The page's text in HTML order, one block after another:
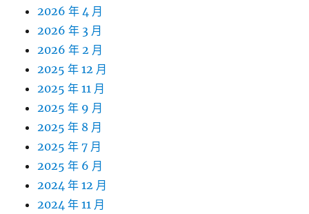
2026 年 4 月
2026 年 3 月
2026 年 2 月
2025 年 12 月
2025 年 11 月
2025 年 9 月
2025 年 8 月
2025 年 7 月
2025 年 6 月
2024 年 12 月
2024 年 11 月